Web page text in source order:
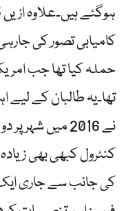
ہوگئے ہیں۔علاوہ
کامیابی تصور کی
حملہ کیا تھا جب
تھا۔یہ طالبان کے لیے
نے 2016 میں
کنٹرول کبھی بھی زیادہ
کی جانب سے جاری ایک